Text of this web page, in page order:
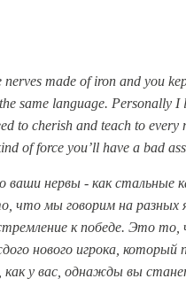
made of iron and you
same language. Personally I
to cherish and teach to every
of force you’ll have a bad
нервы - как стальные
что мы говорим на разных
к победе. Это
нового игрока, который
у вас, однажды вы